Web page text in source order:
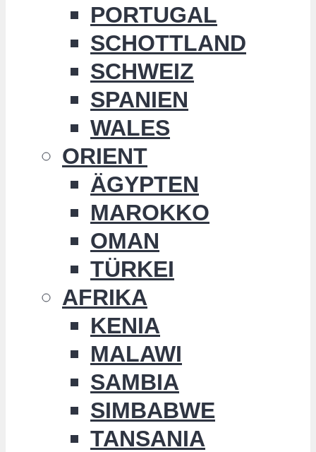
PORTUGAL
SCHOTTLAND
SCHWEIZ
SPANIEN
WALES
ORIENT
ÄGYPTEN
MAROKKO
OMAN
TÜRKEI
AFRIKA
KENIA
MALAWI
SAMBIA
SIMBABWE
TANSANIA